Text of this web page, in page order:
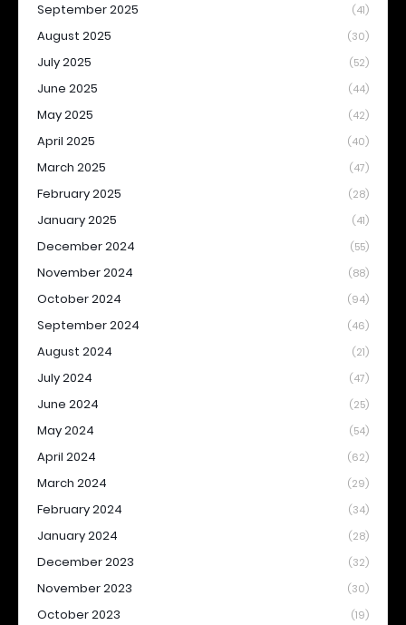
September 2025 (41)
August 2025 (30)
July 2025 (52)
June 2025 (44)
May 2025 (42)
April 2025 (40)
March 2025 (47)
February 2025 (28)
January 2025 (41)
December 2024 (55)
November 2024 (88)
October 2024 (94)
September 2024 (46)
August 2024 (21)
July 2024 (47)
June 2024 (25)
May 2024 (54)
April 2024 (62)
March 2024 (29)
February 2024 (34)
January 2024 (28)
December 2023 (32)
November 2023 (30)
October 2023 (19)